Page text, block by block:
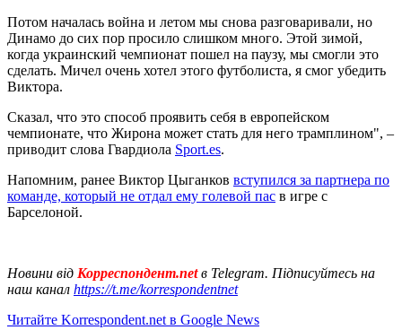
Потом началась война и летом мы снова разговаривали, но
Динамо до сих пор просило слишком много. Этой зимой,
когда украинский чемпионат пошел на паузу, мы смогли это
сделать. Мичел очень хотел этого футболиста, я смог убедить
Виктора.
Сказал, что это способ проявить себя в европейском
чемпионате, что Жирона может стать для него трамплином", –
приводит слова Гвардиола Sport.es.
Напомним, ранее Виктор Цыганков вступился за партнера по
команде, который не отдал ему голевой пас в игре с
Барселоной.
Новини від Корреспондент.netв Telegram. Підписуйтесь на
наш канал https://t.me/korrespondentnet
Читайте Korrespondent.net в Google News